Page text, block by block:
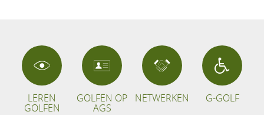
LEREN
GOLFEN
GOLFEN OP
AGS
NETWERKEN G-GOLF